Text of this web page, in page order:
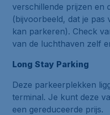
verschillende prijzen en
(bijvoorbeeld, dat je
kan parkeren). Check
van de luchthaven zelf
Long Stay Parking
Deze parkeerplekken
terminal. Je kunt deze
een gereduceerde prijs.